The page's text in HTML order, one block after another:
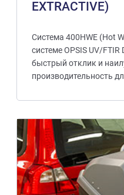
EXTRACTIVE)
Система 400HWE (Hot
системе OPSIS UV/
быстрый отклик и
производительность